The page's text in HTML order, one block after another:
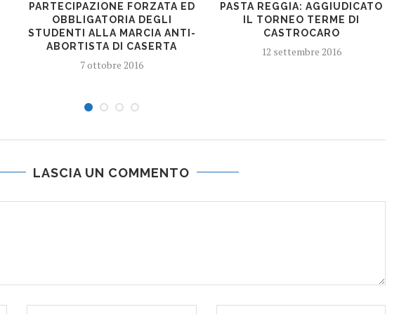
PARTECIPAZIONE FORZATA ED
OBBLIGATORIA DEGLI
STUDENTI ALLA MARCIA ANTI-
ABORTISTA DI CASERTA
7 ottobre 2016
PASTA REGGIA: AGGIUDICATO
IL TORNEO TERME DI
CASTROCARO
12 settembre 2016
LASCIA UN COMMENTO